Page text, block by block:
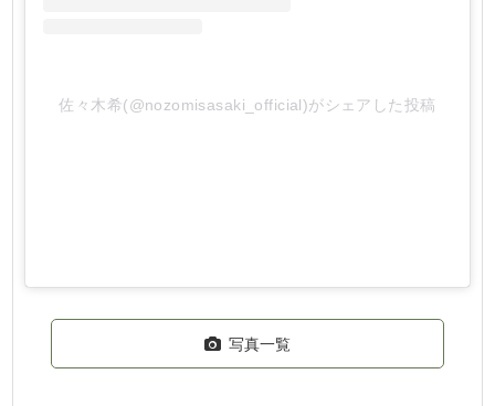
佐々木希(@nozomisasaki_official)がシェアした投稿
写真一覧